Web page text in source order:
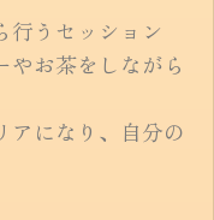
行うセッション
やお茶をしながら
アになり、自分の